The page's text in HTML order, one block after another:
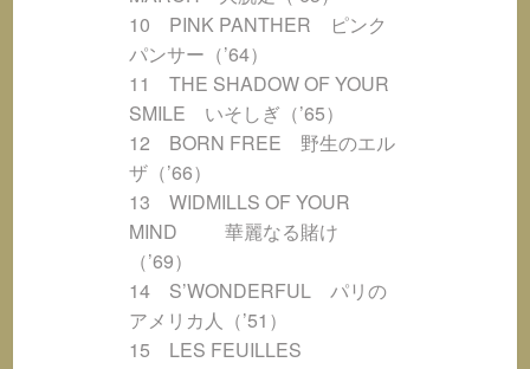
10 PINK PANTHER ピンク
パンサー（’64）
11 THE SHADOW OF YOUR
SMILE いそしぎ（’65）
12 BORN FREE 野生のエル
ザ（’66）
13 WIDMILLS OF YOUR
MIND 華麗なる賭け
（’69）
14 S’WONDERFUL パリの
アメリカ人（’51）
15 LES FEUILLES